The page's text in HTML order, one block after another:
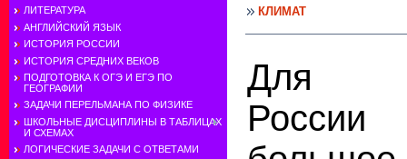
ЛИТЕРАТУРА
АНГЛИЙСКИЙ ЯЗЫК
ИСТОРИЯ РОССИИ
ИСТОРИЯ СРЕДНИХ ВЕКОВ
ПОДГОТОВКА К ОГЭ И ЕГЭ ПО
ГЕОГРАФИИ
ЗАДАЧИ ПЕРЕЛЬМАНА ПО ФИЗИКЕ
ШКОЛЬНЫЕ ДИСЦИПЛИНЫ В ТАБЛИЦАХ
И СХЕМАХ
ЛОГИЧЕСКИЕ ЗАДАЧИ С ОТВЕТАМИ
КЛИМАТ
Для
России